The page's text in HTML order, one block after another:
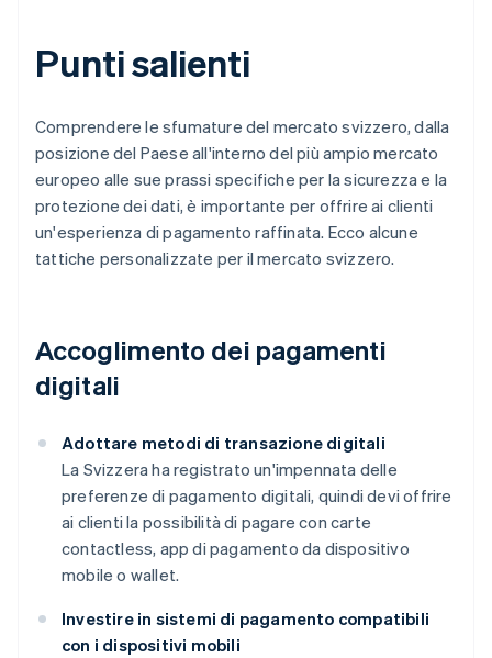
Punti salienti
Comprendere le sfumature del mercato svizzero, dalla
posizione del Paese all'interno del più ampio mercato
europeo alle sue prassi specifiche per la sicurezza e la
protezione dei dati, è importante per offrire ai clienti
un'esperienza di pagamento raffinata. Ecco alcune
tattiche personalizzate per il mercato svizzero.
Accoglimento dei pagamenti
digitali
Adottare metodi di transazione digitali
La Svizzera ha registrato un'impennata delle
preferenze di pagamento digitali, quindi devi offrire
ai clienti la possibilità di pagare con carte
contactless, app di pagamento da dispositivo
mobile o wallet.
Investire in sistemi di pagamento compatibili
con i dispositivi mobili